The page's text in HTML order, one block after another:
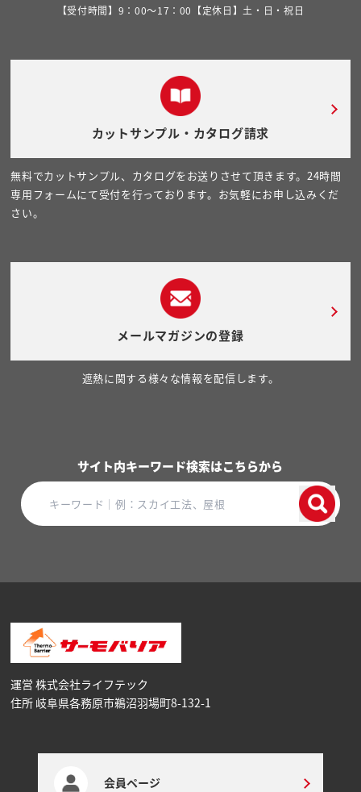
【受付時間】9：00～17：00【定休日】土・日・祝日
カットサンプル・カタログ請求
無料でカットサンプル、カタログをお送りさせて頂きます。24時間
専用フォームにて受付を行っております。お気軽にお申し込みくだ
さい。
メールマガジンの登録
遮熱に関する様々な情報を配信します。
サイト内キーワード検索はこちらから
運営 株式会社ライフテック
住所 岐阜県各務原市鵜沼⽻場町8-132-1
会員ページ